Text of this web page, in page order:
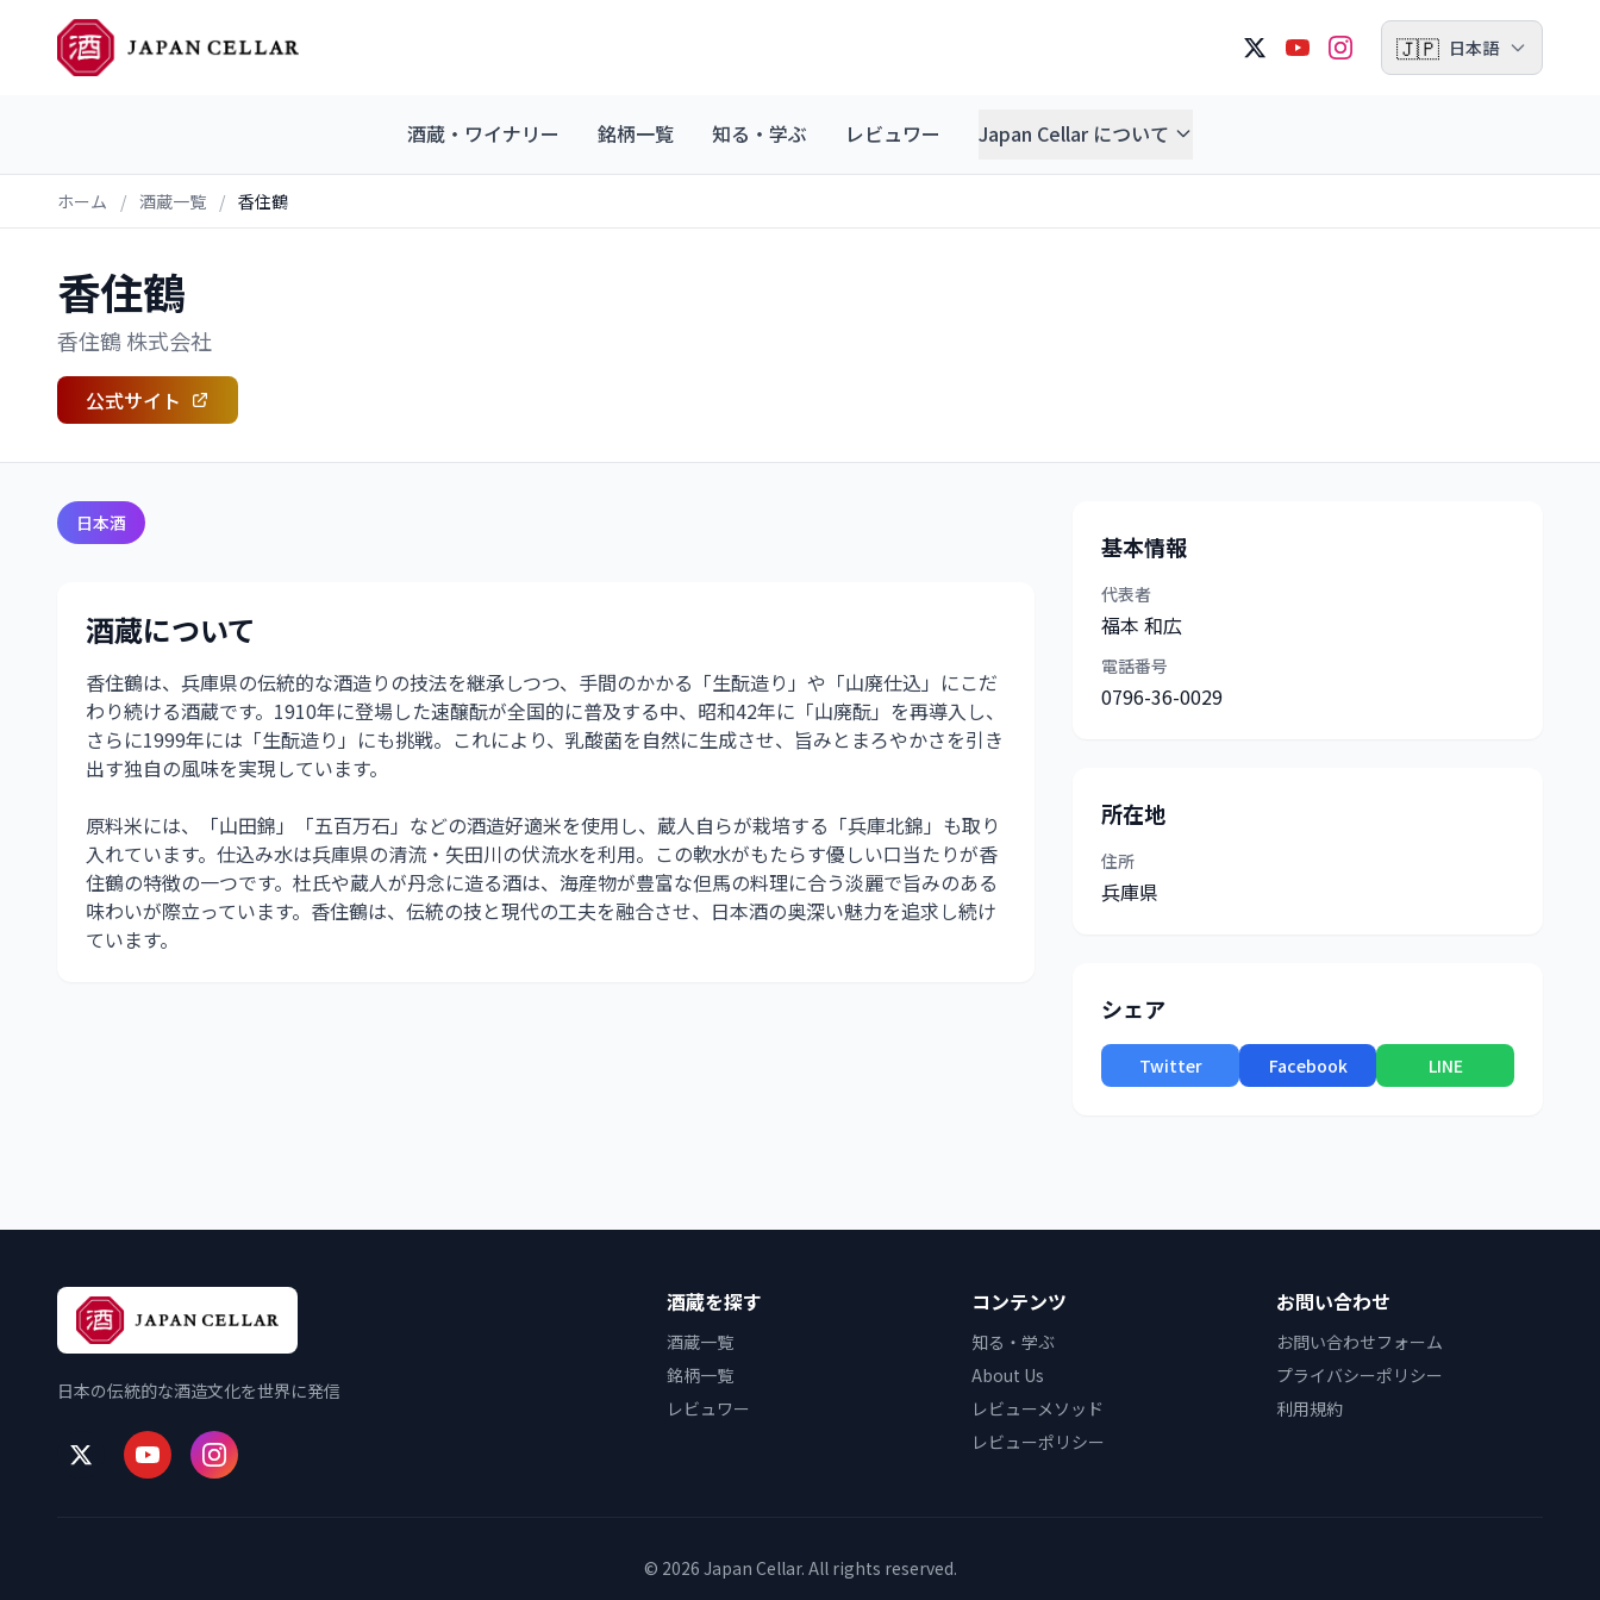
🇯🇵 日本語
酒蔵・ワイナリー 銘柄一覧 知る・学ぶ レビュワー Japan Cellar について
ホーム / 酒蔵一覧 / 香住鶴
香住鶴
香住鶴 株式会社
公式サイト
日本酒
酒蔵について
香住鶴は、兵庫県の伝統的な酒造りの技法を継承しつつ、手間のかかる「生酛造り」や「山廃仕込」にこだ
わり続ける酒蔵です。1910年に登場した速醸酛が全国的に普及する中、昭和42年に「山廃酛」を再導入し、
さらに1999年には「生酛造り」にも挑戦。これにより、乳酸菌を自然に生成させ、旨みとまろやかさを引き
出す独自の風味を実現しています。
原料米には、「山田錦」「五百万石」などの酒造好適米を使用し、蔵人自らが栽培する「兵庫北錦」も取り
入れています。仕込み水は兵庫県の清流・矢田川の伏流水を利用。この軟水がもたらす優しい口当たりが香
住鶴の特徴の一つです。杜氏や蔵人が丹念に造る酒は、海産物が豊富な但馬の料理に合う淡麗で旨みのある
味わいが際立っています。香住鶴は、伝統の技と現代の工夫を融合させ、日本酒の奥深い魅力を追求し続け
ています。
基本情報
代表者
福本 和広
電話番号
0796-36-0029
所在地
住所
兵庫県
シェア
Twitter Facebook LINE
日本の伝統的な酒造文化を世界に発信
酒蔵を探す
酒蔵一覧
銘柄一覧
レビュワー
コンテンツ
知る・学ぶ
About Us
レビューメソッド
レビューポリシー
お問い合わせ
お問い合わせフォーム
プライバシーポリシー
利用規約
© 2026 Japan Cellar. All rights reserved.